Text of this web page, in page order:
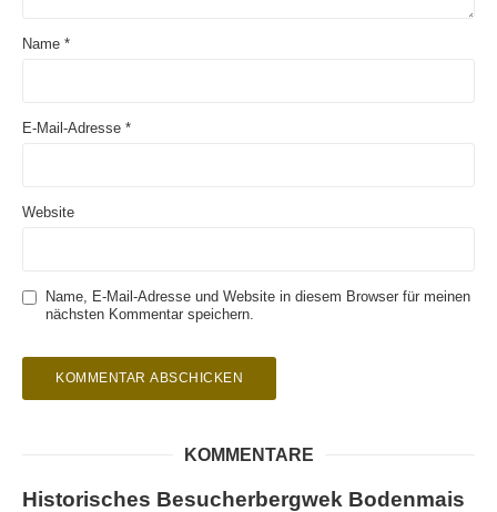
Name *
E-Mail-Adresse *
Website
Name, E-Mail-Adresse und Website in diesem Browser für meinen
nächsten Kommentar speichern.
KOMMENTARE
Historisches Besucherbergwek Bodenmais